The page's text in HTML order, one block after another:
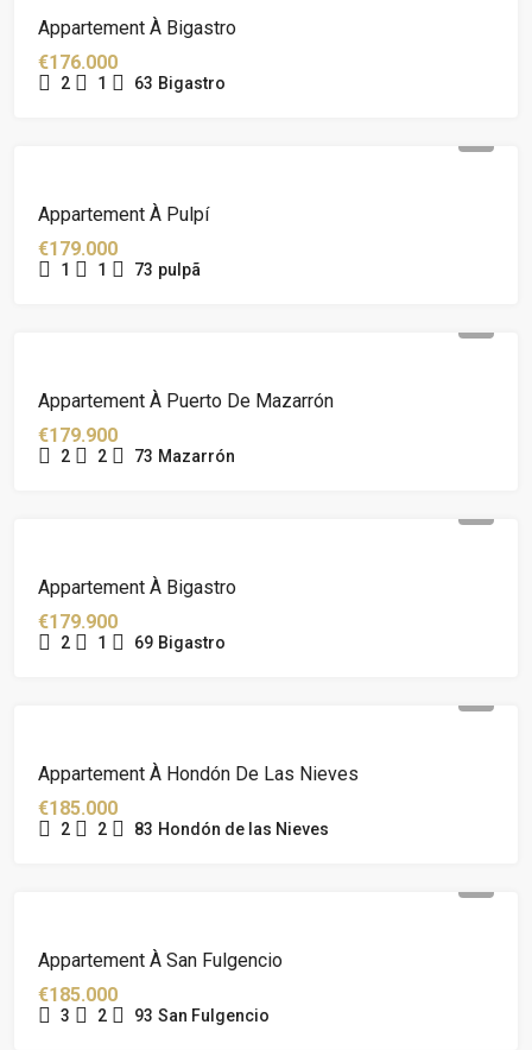
Appartement À Bigastro
€176.000
2 1 63 Bigastro
Appartement À Pulpí
€179.000
1 1 73 pulpã
Appartement À Puerto De Mazarrón
€179.900
2 2 73 Mazarrón
Appartement À Bigastro
€179.900
2 1 69 Bigastro
Appartement À Hondón De Las Nieves
€185.000
2 2 83 Hondón de las Nieves
Appartement À San Fulgencio
€185.000
3 2 93 San Fulgencio